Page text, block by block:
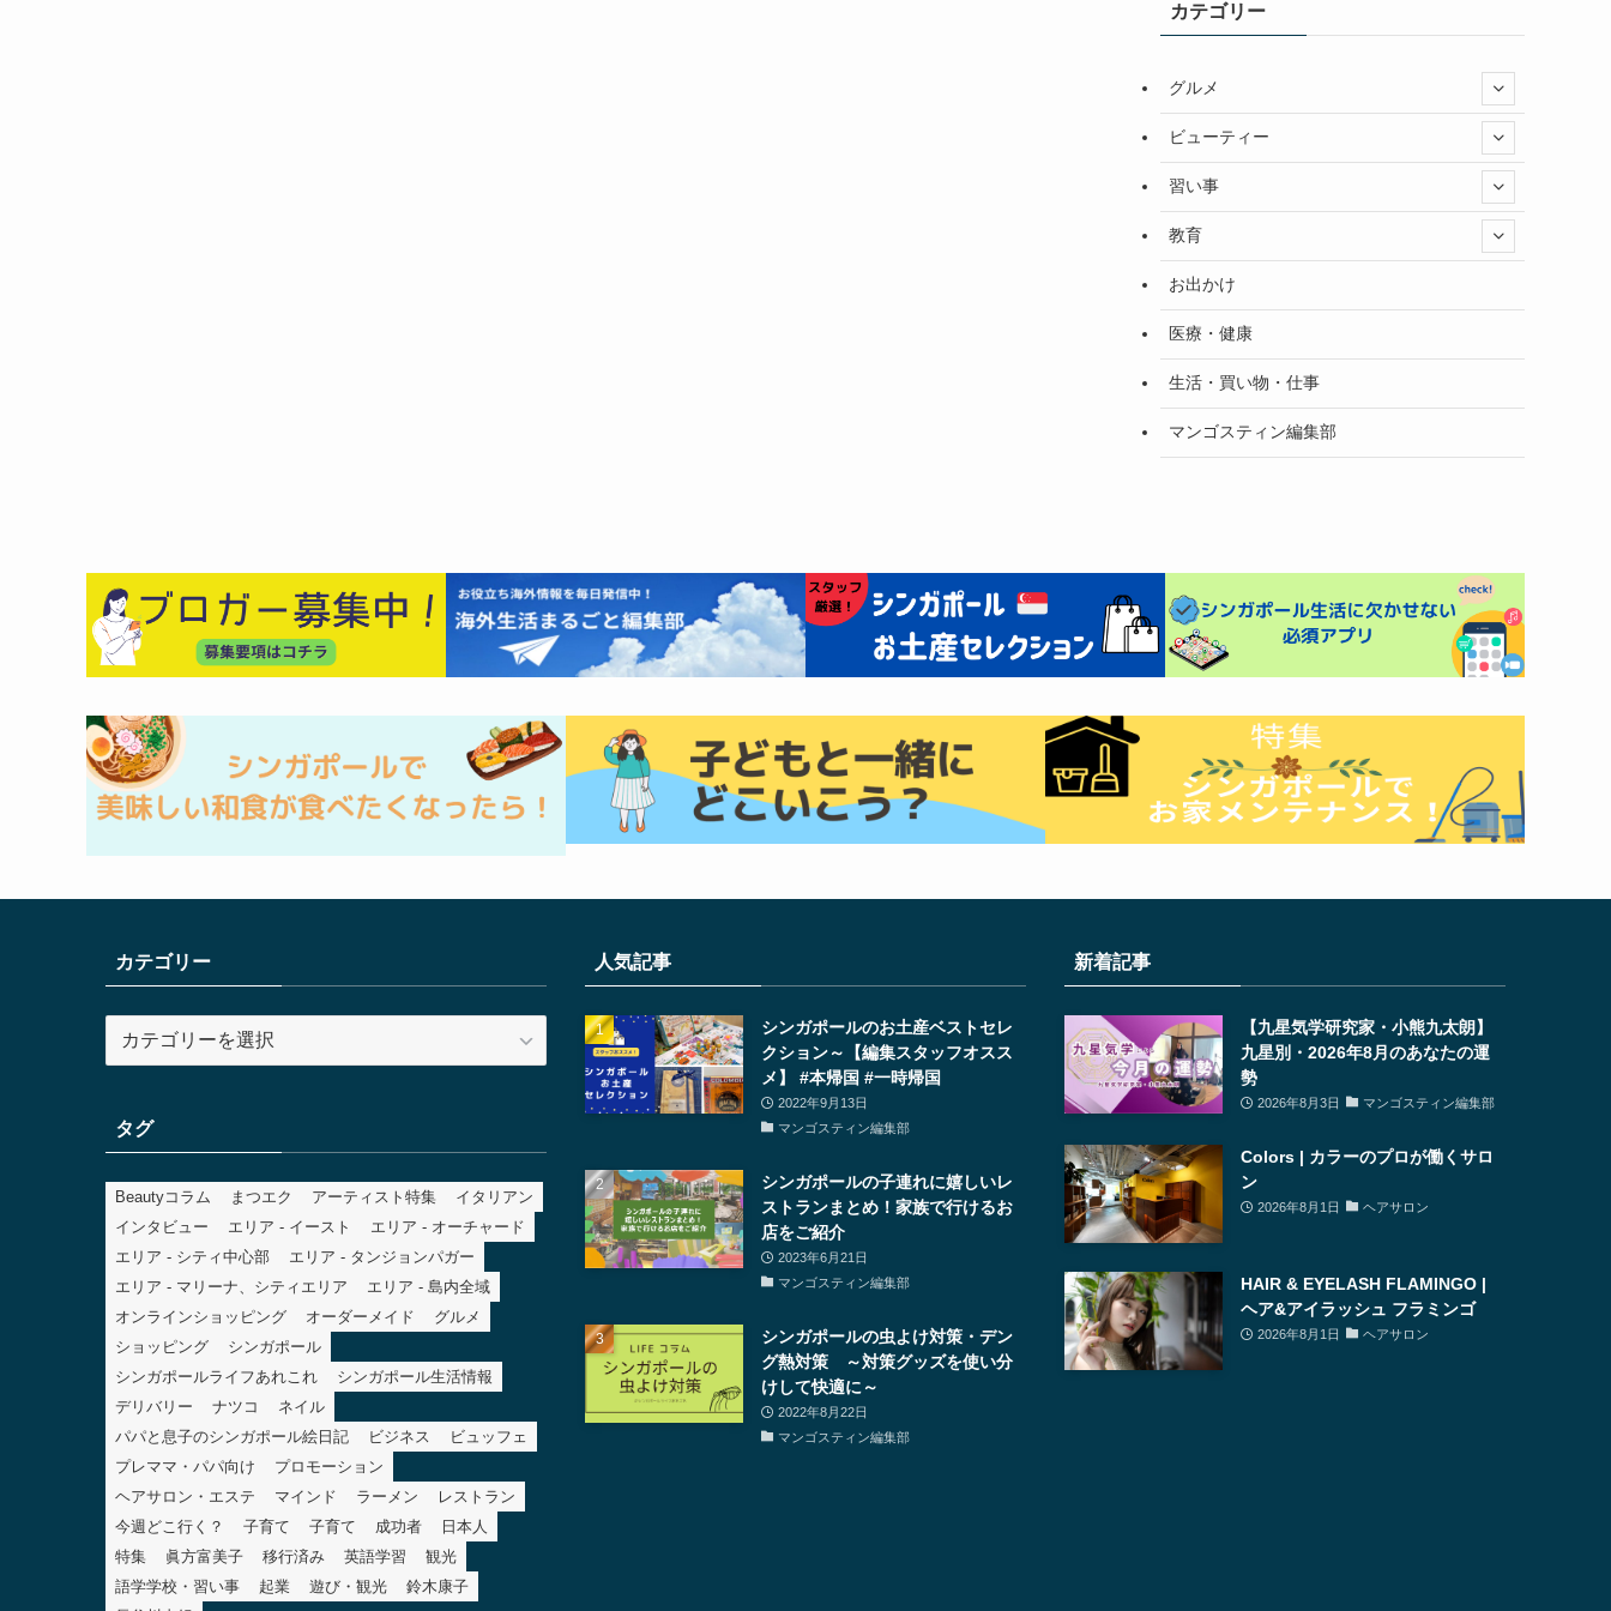
カテゴリー
グルメ
ビューティー
習い事
教育
お出かけ
医療・健康
生活・買い物・仕事
マンゴスティン編集部
カテゴリー
テ
リ
ー
タグ
Beautyコラム まつエク アーティスト特集
イタリアン
インタビュー
エリア - イースト
エリア - オーチャード
エリア - シティ中心部
エリア - タンジョンパガー
エリア - マリーナ、シティエリア
エリア - 島内全域
オンラインショッピング
オーダーメイド
グルメ
ショッピング
シンガポール
シンガポールライフあれこれ
シンガポール生活情報
デリバリー
ナツコ
ネイル
パパと息子のシンガポール絵日記
ビジネス
ビュッフェ
プレママ・パパ向け
プロモーション
ヘアサロン・エステ
マインド ラーメン
レストラン
今週どこ行く？
子育て 子育て 成功者
日本人
特集
眞方富美子 移行済み 英語学習
観光
語学学校・習い事
起業 遊び・観光
鈴木康子
人気記事
シンガポールのお土産ベストセレ
クション～【編集スタッフオスス
メ】 #本帰国 #一時帰国
2022年9月13日
マンゴスティン編集部
シンガポールの子連れに嬉しいレ
ストランまとめ！家族で行けるお
店をご紹介
2023年6月21日
マンゴスティン編集部
シンガポールの虫よけ対策・デン
グ熱対策 ～対策グッズを使い分
けして快適に～
2022年8月22日
マンゴスティン編集部
新着記事
【九星気学研究家・小熊九太朗】
九星別・2026年8月のあなたの運
勢
2026年8月3日 マンゴスティン編集部
Colors | カラーのプロが働くサロ
ン
2026年8月1日 ヘアサロン
HAIR & EYELASH FLAMINGO |
ヘア&アイラッシュ フラミンゴ
2026年8月1日 ヘアサロン